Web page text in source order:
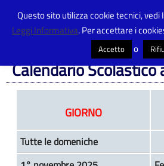
Centro Provinciale Istruzione Adulti>L’istituto
Calendario
GIORNO
Tutte le domeniche
Questo sito utilizza cookie tecnici,
Leggi Informativa. Per accettare i
Accetto o